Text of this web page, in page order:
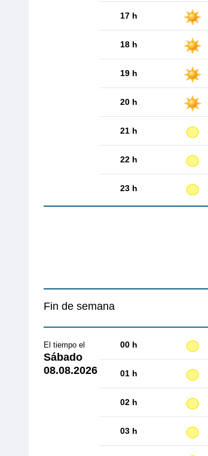
17 h
18 h
19 h
20 h
21 h
22 h
23 h
Fin de semana
El tiempo el
Sábado
08.08.2026
00 h
01 h
02 h
03 h